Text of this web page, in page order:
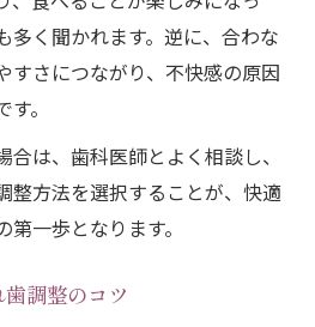
多く聞かれます。逆に、合わな
すさにつながり、不快感の原因
。
は、歯科医師とよく相談し、
整方法を選択することが、快適
一歩となります。
調整のコツ